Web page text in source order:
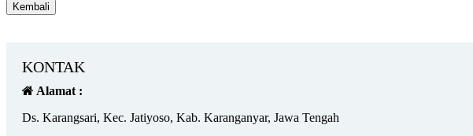
KONTAK
Alamat :
Ds. Karangsari, Kec. Jatiyoso, Kab. Karanganyar, Jawa Tengah